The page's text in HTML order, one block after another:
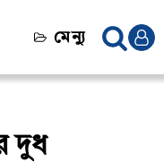
মেন্যু
দুধ